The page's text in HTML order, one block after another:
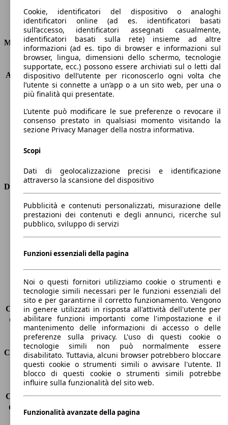
Consumi
Motore e Prestazioni
KW (PS)
88 kW (120 PS)
Accelerazione (0-100 km/h)
10.0s
Velocità massima (km/h)
196 km/h
Numero di marce
6
Coppia
300 nm
Cilindrata
1499 ccm
Carburante
Diesel
Trasmissione
Dimensioni
Lunghezza
4380 mm
Altezza
1450 mm
Larghezza
Peso massimo
1895 kg
Sedili
5
Carico sul tetto
-
Capacità di traino (senza freni) -
Capacità di traino (con freni)
1400 kg
Volume del bagagliaio
375 - 1354 l
Consumi
Emissioni di CO2*
92 g/km (komb.)
Consumo (urbano)
4.0 l/100km
Consumo (extra-urbano) 3.5 l/100km
Consumo (combinato)*
3.6 l/100km
Cookie, identificatori del dispositivo o analoghi
identificatori online (ad es. identificatori basati
sull’accesso, identificatori assegnati casualmente,
identificatori basati sulla rete) insieme ad altre
informazioni (ad es. tipo di browser e informazioni sul
browser, lingua, dimensioni dello schermo, tecnologie
supportate, ecc.) possono essere archiviati sul o letti dal
dispositivo dell’utente per riconoscerlo ogni volta che
l’utente si connette a un’app o a un sito web, per una o
più finalità qui presentate.
L’utente può modificare le sue preferenze o revocare il
consenso prestato in qualsiasi momento visitando la
sezione Privacy Manager della nostra informativa.
Scopi
Dati di geolocalizzazione precisi e identificazione
attraverso la scansione del dispositivo
Pubblicità e contenuti personalizzati, misurazione delle
prestazioni dei contenuti e degli annunci, ricerche sul
pubblico, sviluppo di servizi
Funzioni essenziali della pagina
Noi o questi fornitori utilizziamo cookie o strumenti e
tecnologie simili necessari per le funzioni essenziali del
sito e per garantirne il corretto funzionamento. Vengono
in genere utilizzati in risposta all'attività dell'utente per
abilitare funzioni importanti come l'impostazione e il
mantenimento delle informazioni di accesso o delle
preferenze sulla privacy. L'uso di questi cookie o
tecnologie simili non può normalmente essere
disabilitato. Tuttavia, alcuni browser potrebbero bloccare
questi cookie o strumenti simili o avvisare l'utente. Il
blocco di questi cookie o strumenti simili potrebbe
influire sulla funzionalità del sito web.
Funzionalità avanzate della pagina